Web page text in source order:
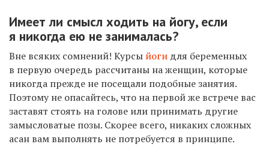
Имеет ли смысл ходить на йогу, если
я никогда ею не занималась?
Вне всяких сомнений! Курсы йоги для беременных
в первую очередь рассчитаны на женщин, которые
никогда прежде не посещали подобные занятия.
Поэтому не опасайтесь, что на первой же встрече вас
заставят стоять на голове или принимать другие
замысловатые позы. Скорее всего, никаких сложных
асан вам выполнять не потребуется в принципе.